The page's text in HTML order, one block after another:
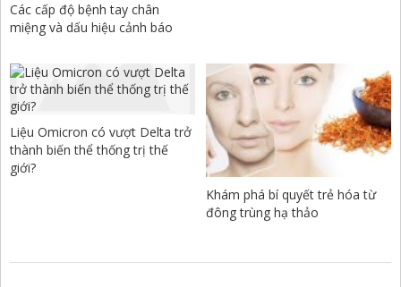
Các cấp độ bệnh tay chân
miệng và dấu hiệu cảnh báo
Liệu Omicron có vượt Delta trở
thành biến thể thống trị thế
giới?
Khám phá bí quyết trẻ hóa từ
đông trùng hạ thảo